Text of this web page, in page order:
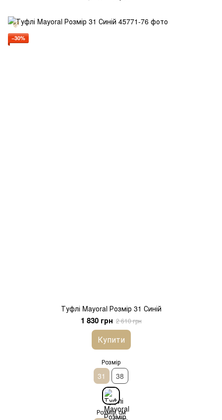
−30%
Туфлі Mayoral Розмір 31 Синій
1 830 грн 2 610 грн
Купити
Розмір
31 38
Розмір, см